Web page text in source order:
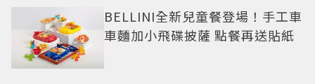
BELLINI全新兒童餐登場！手工車
車麵加小飛碟披薩 點餐再送貼紙